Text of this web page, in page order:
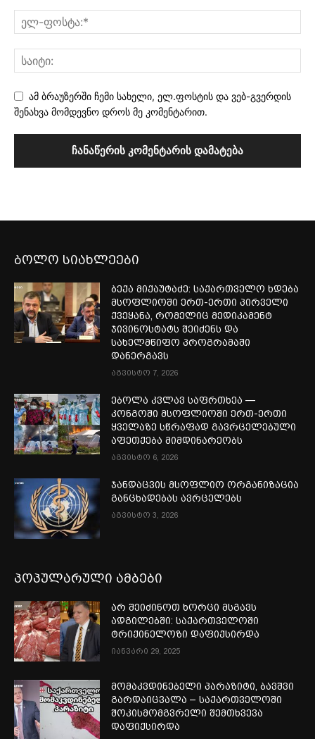
ამ ბრაუზერში ჩემი სახელი, ელ.ფოსტის და ვებ-გვერდის
შენახვა მომდევნო დროს მე კომენტარით.
ბოლო სიახლეები
ბექა მიქაუტაძე: საქართველო ხდება
მსოფლიოში ერთ-ერთი პირველი
ქვეყანა, რომელიც მედიკამენტ
ჯივინოსტატს შეიძენს და
სახელმწიფო პროგრამაში
დანერგავს
აგვისტო 7, 2026
ებოლა კვლავ საფრთხეა —
კონგოში მსოფლიოში ერთ-ერთი
ყველაზე სწრაფად გავრცელებული
აფეთქება მიმდინარეობს
აგვისტო 6, 2026
ჯანდაცვის მსოფლიო ორგანიზაცია
განცხადებას ავრცელებს
აგვისტო 3, 2026
პოპულარული ამბები
არ შეიძინოთ ხორცი მსგავს
ადგილებში: საქართველოში
ტრიქინელოზი დაფიქსირდა
იანვარი 29, 2025
მომაკვდინებელი პარაზიტი, ბავშვი
გარდაიცვალა – საქართველოში
შოკისმომგვრელი შემთხვევა
დაფიქსირდა